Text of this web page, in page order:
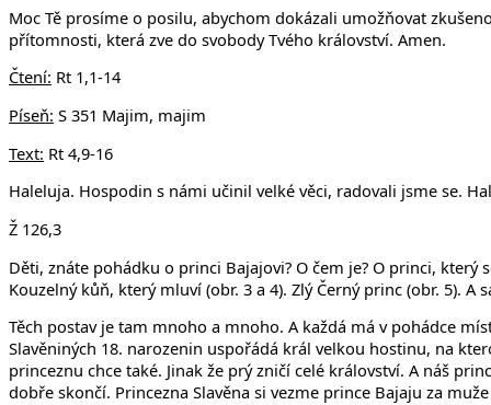
Moc Tě prosíme o posilu, abychom dokázali umožňovat
přítomnosti, která zve do svobody Tvého království. Amen.
Čtení: Rt 1,1-14
Píseň: S 351 Majim, majim
Text: Rt 4,9-16
Haleluja. Hospodin s námi učinil velké věci, radovali jsme se.
Ž 126,3
Děti, znáte pohádku o princi Bajajovi? O čem je? O princi, který
Kouzelný kůň, který mluví (obr. 3 a 4). Zlý Černý princ (obr. 5). A
Těch postav je tam mnoho a mnoho. A každá má v pohádce
Slavěniných 18. narozenin uspořádá král velkou hostinu, na
princeznu chce také. Jinak že prý zničí celé království. A náš
dobře skončí. Princezna Slavěna si vezme prince Bajaju za